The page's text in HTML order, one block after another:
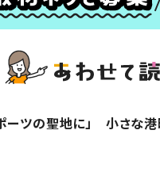
ーツの聖地に」 小さな